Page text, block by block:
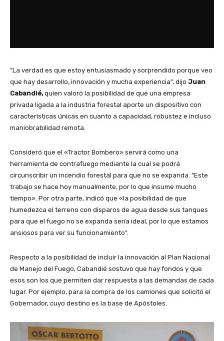
“La verdad es que estoy entusiasmado y sorprendido porque veo
que hay desarrollo, innovación y mucha experiencia”, dijo Juan
Cabandié,quien valoró la posibilidad de que una empresa
privada ligada a la industria forestal aporte un dispositivo con
características únicas en cuanto a capacidad, robustez e incluso
maniobrabilidad remota.
Consideró que el «Tractor Bombero» servirá como una
herramienta de contrafuego mediante la cual se podrá
circunscribir un incendio forestal para que no se expanda. “Este
trabajo se hace hoy manualmente, por lo que insume mucho
tiempo». Por otra parte, indicó que «la posibilidad de que
humedezca el terreno con disparos de agua desde sus tanques
para que el fuego no se expanda sería ideal, por lo que estamos
ansiosos para ver su funcionamiento”.
Respecto a la posibilidad de incluir la innovación al Plan Nacional
de Manejo del Fuego, Cabandié sostuvo que hay fondos y que
esos son los que permiten dar respuesta a las demandas de cada
lugar. Por ejemplo, para la compra de los camiones que solicitó el
Gobernador, cuyo destino es la base de Apóstoles.